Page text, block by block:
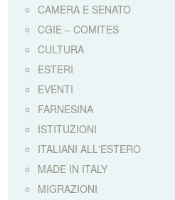
CAMERA E SENATO
CGIE – COMITES
CULTURA
ESTERI
EVENTI
FARNESINA
ISTITUZIONI
ITALIANI ALL'ESTERO
MADE IN ITALY
MIGRAZIONI